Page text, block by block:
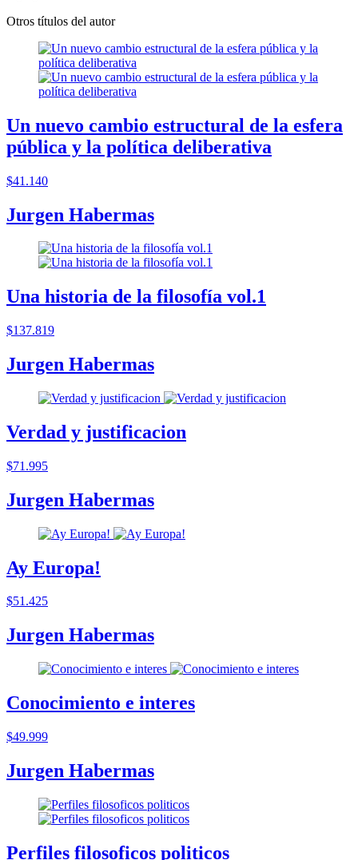
Otros títulos del autor
Un nuevo cambio estructural de la esfera
pública y la política deliberativa
$41.140
Jurgen Habermas
Una historia de la filosofía vol.1
$137.819
Jurgen Habermas
Verdad y justificacion
$71.995
Jurgen Habermas
Ay Europa!
$51.425
Jurgen Habermas
Conocimiento e interes
$49.999
Jurgen Habermas
Perfiles filosoficos politicos